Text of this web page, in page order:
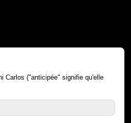
Carlos ("anticipée" signifie qu'elle